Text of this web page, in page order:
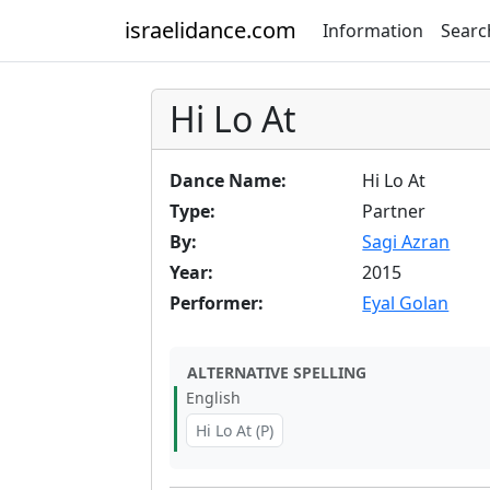
israelidance.com Information
Hi Lo At
Dance Name:
Hi Lo At
Type:
Partner
By:
Sagi Azran
Year:
2015
Performer:
Eyal Golan
ALTERNATIVE SPELLING
English
Hi Lo At (P)